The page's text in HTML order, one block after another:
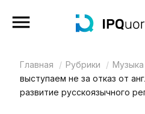
Все материалы
Аналитика
Главная Рубрики Музыка
выступаем не за отказ от
развитие русскоязычного